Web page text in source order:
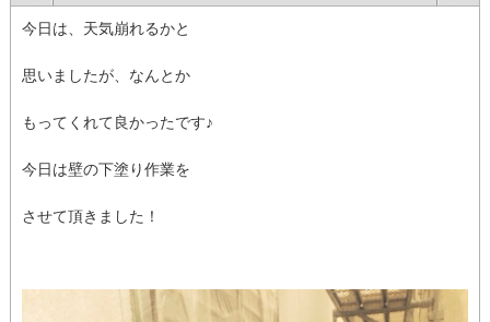
今日は、天気崩れるかと
思いましたが、なんとか
もってくれて良かったです♪
今日は壁の下塗り作業を
させて頂きました！